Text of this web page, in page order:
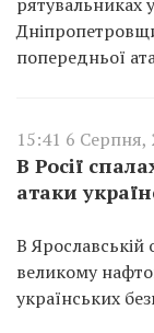
рятувальниках
попередньої
15:41 6 Серпня,
В Росії
атаки
В Ярославській
великому
українських